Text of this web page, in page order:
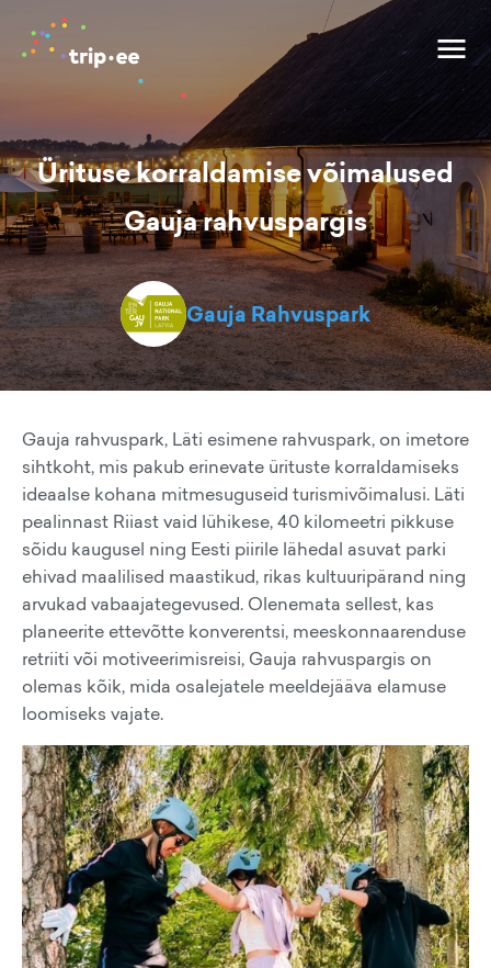
Ürituse korraldamise võimalused
Gauja rahvuspargis
Gauja Rahvuspark
Gauja rahvuspark, Läti esimene rahvuspark, on imetore
sihtkoht, mis pakub erinevate ürituste korraldamiseks
ideaalse kohana mitmesuguseid turismivõimalusi. Läti
pealinnast Riiast vaid lühikese, 40 kilomeetri pikkuse
sõidu kaugusel ning Eesti piirile lähedal asuvat parki
ehivad maalilised maastikud, rikas kultuuripärand ning
arvukad vabaajategevused. Olenemata sellest, kas
planeerite ettevõtte konverentsi, meeskonnaarenduse
retriiti või motiveerimisreisi, Gauja rahvuspargis on
olemas kõik, mida osalejatele meeldejääva elamuse
loomiseks vajate.